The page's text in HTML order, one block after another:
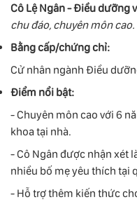
Cô Lệ Ngân - Điều dưỡng
chu đáo, chuyên môn cao.
Bằng cấp/chứng chỉ:
Cử nhân ngành Điều
Điểm nổi bật:
- Chuyên môn cao với 6
khoa tại nhà.
- Cô Ngân được nhận xét
nhiều bố mẹ yêu thích tại
- Hỗ trợ thêm kiến thức